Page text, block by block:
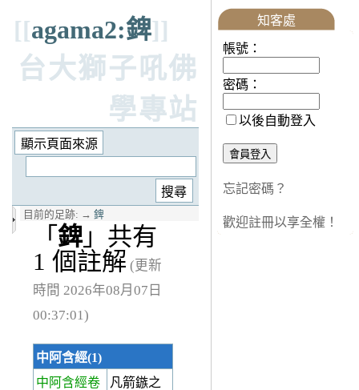
[[agama2:錍]]
台大獅子吼佛
學專站
目前的足跡: → 錍
「 錍」共有
1 個註解 (更新
時間 2026年08月07日
00:37:01)
中阿含經(1)
中阿含經卷
凡箭鏃之
知客處
帳號：
密碼：
以後自動登入
忘記密碼？
歡迎註冊以享全權！